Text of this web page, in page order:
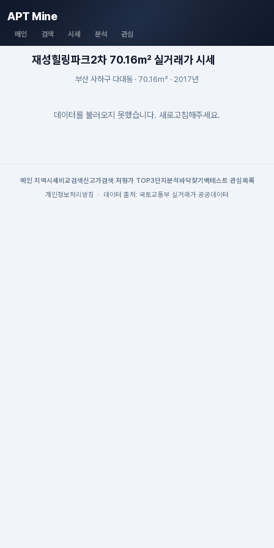
APT Mine
메인 검색 시세 분석 관심
재성힐링파크2차 70.16m² 실거래가 시세
부산 사하구 다대동 · 70.16m² · 2017년
데이터를 불러오지 못했습니다. 새로고침해주세요.
메인| 지역시세 비교검색신고가검색 저평가 TOP3단지분석 바닥찾기 백테스트 관심목록
개인정보처리방침
· 데이터 출처: 국토교통부 실거래가 공공데이터